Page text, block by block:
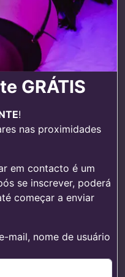
GRÁTIS
!
nas proximidades
em contacto é um
se inscrever, poderá
começar a enviar
mail, nome de usuário